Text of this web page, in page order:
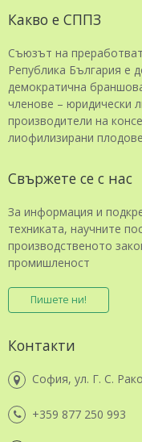
Какво е СППЗ
Съюзът на
Република България е
демократична
членове – юридически
производители на
лиофилизирани
Свържете се с нас
За информация и
техниката, научните
производственото
промишленост
Пишете ни!
Контакти
София, ул. Г. С.
+359 877 250 993